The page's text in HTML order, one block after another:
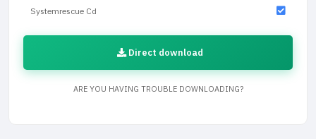
Systemrescue Cd
Direct download
ARE YOU HAVING TROUBLE DOWNLOADING?